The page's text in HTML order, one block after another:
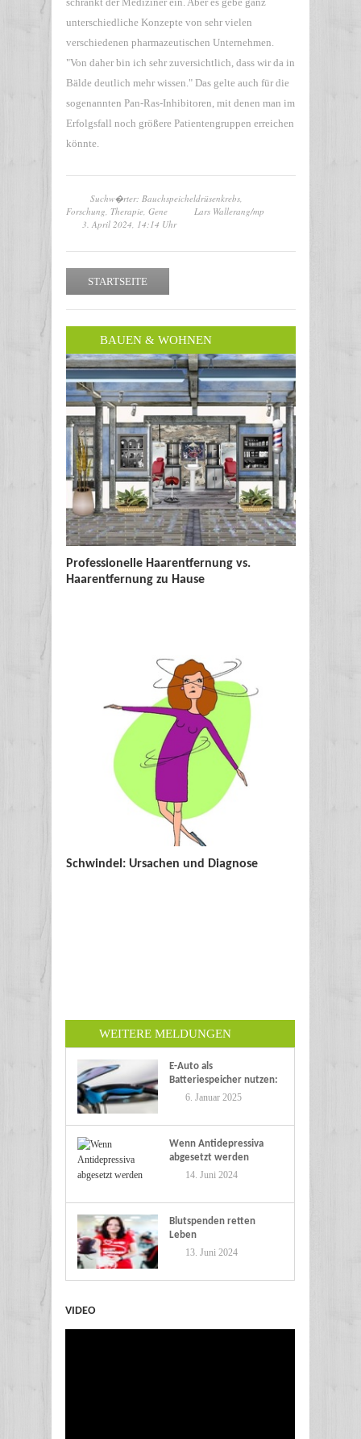
unterschiedliche Konzepte von sehr vielen
verschiedenen pharmazeutischen Unternehmen.
"Von daher bin ich sehr zuversichtlich, dass wir da in
Bälde deutlich mehr wissen." Das gelte auch für die
sogenannten Pan-Ras-Inhibitoren, mit denen man im
Erfolgsfall noch größere Patientengruppen erreichen
könnte.
Suchw�rter: Bauchspeicheldrüsenkrebs,
Forschung, Therapie, Gene
Lars Wallerang/mp
3. April 2024, 14:14 Uhr
STARTSEITE
BAUEN & WOHNEN
Professionelle Haarentfernung vs.
Haarentfernung zu Hause
Schwindel: Ursachen und Diagnose
WEITERE MELDUNGEN
E-Auto als
Batteriespeicher nutzen:
Eine nachhaltige Zukunft
6. Januar 2025
Wenn Antidepressiva
abgesetzt werden
14. Juni 2024
Blutspenden retten
Leben
13. Juni 2024
VIDEO